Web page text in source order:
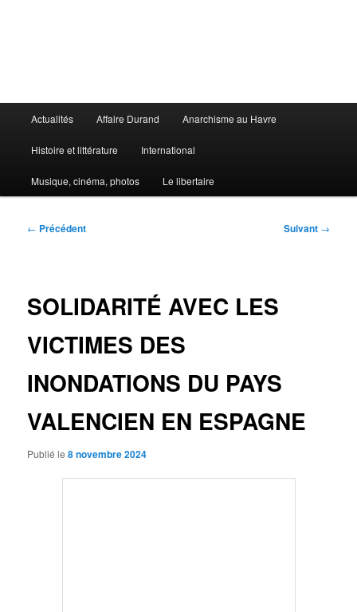
principal
Actualités Affaire Durand Anarchisme au Havre
Histoire et littérature International
Musique, cinéma, photos Le libertaire
Navigation
← Précédent Suivant →
SOLIDARITÉ AVEC LES
VICTIMES DES
INONDATIONS DU PAYS
VALENCIEN EN ESPAGNE
Publié le8 novembre 2024